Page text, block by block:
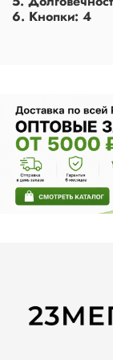
6. Кнопки: 4